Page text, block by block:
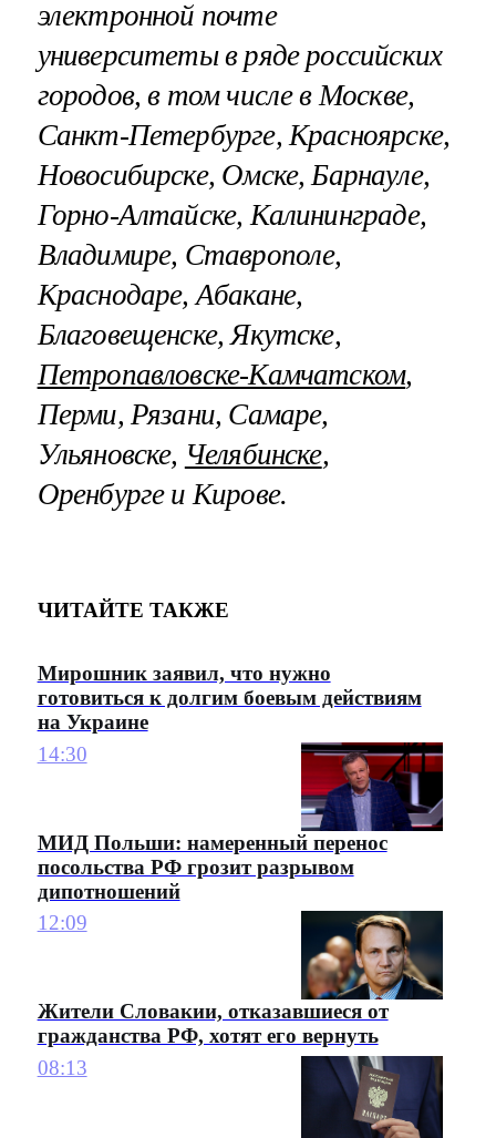
электронной почте
университетыв ряде российских
городов, в том числе в Москве,
Санкт-Петербурге, Красноярске,
Новосибирске, Омске, Барнауле,
Горно-Алтайске, Калининграде,
Владимире, Ставрополе,
Краснодаре, Абакане,
Благовещенске, Якутске,
Петропавловске-Камчатском,
Перми, Рязани, Самаре,
Ульяновске, Челябинске,
Оренбурге и Кирове.
ЧИТАЙТЕ ТАКЖЕ
Мирошник заявил, что нужно
готовиться к долгим боевым действиям
на Украине
14:30
МИД Польши: намеренный перенос
посольства РФ грозит разрывом
дипотношений
12:09
Жители Словакии, отказавшиеся от
гражданства РФ, хотят его вернуть
08:13